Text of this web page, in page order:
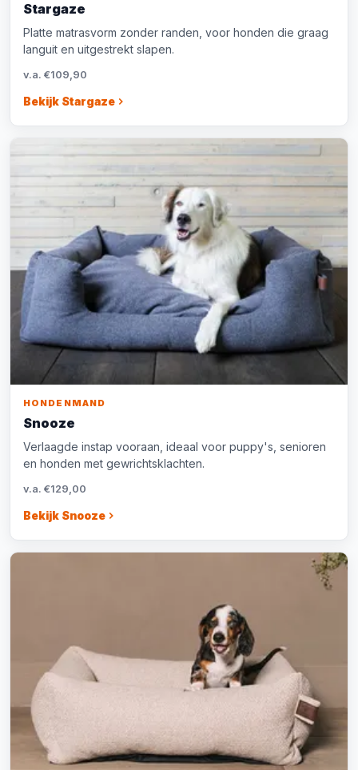
Stargaze
Platte matrasvorm zonder randen, voor honden die graag
languit en uitgestrekt slapen.
v.a. €109,90
Bekijk Stargaze
HONDENMAND
Snooze
Verlaagde instap vooraan, ideaal voor puppy's, senioren
en honden met gewrichtsklachten.
v.a. €129,00
Bekijk Snooze